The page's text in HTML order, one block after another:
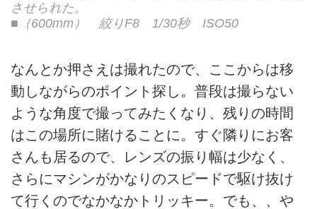
させられた。
■（600mm） 絞りF8 1/30秒 ISO50
なんとか押さえは撮れたので、ここからは移
動しながらのポイント探し。普段は撮らない
ような角度で撮ってみたくなり、残りの時間
はこの場所に賭けることに。すぐ隣りにお客
さんも居るので、レンズの振り幅は少なく、
さらにマシンがかなりのスピードで駆け抜け
て行くのでなかなかトリッキー。でも、、や